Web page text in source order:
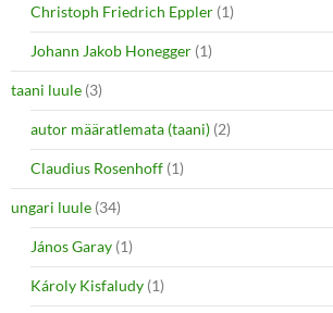
Christoph Friedrich Eppler (1)
Johann Jakob Honegger (1)
taani luule (3)
autor määratlemata (taani) (2)
Claudius Rosenhoff (1)
ungari luule (34)
János Garay (1)
Károly Kisfaludy (1)